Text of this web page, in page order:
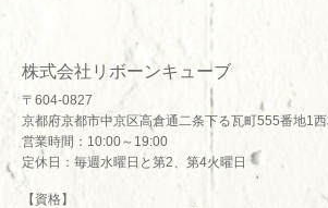
株式会社リボーンキューブ
〒604-0827
京都府京都市中京区高倉通二条下る瓦町555番地1
営業時間：10:00～19:00
定休日：毎週水曜日と第2、第4火曜日
【資格】